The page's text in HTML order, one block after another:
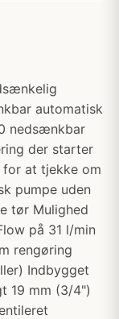
automatisk
nedsænkbar
der starter
for at tjekke om
pumpe uden
tør Mulighed
på 31 l/min
rengøring
Indbygget
19 mm (3/4")